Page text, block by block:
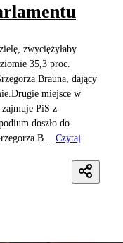
zwyciężyłaby
35,3 proc.
Brauna, dający
miejsce w
PiS z
doszło do
B...
Czytaj